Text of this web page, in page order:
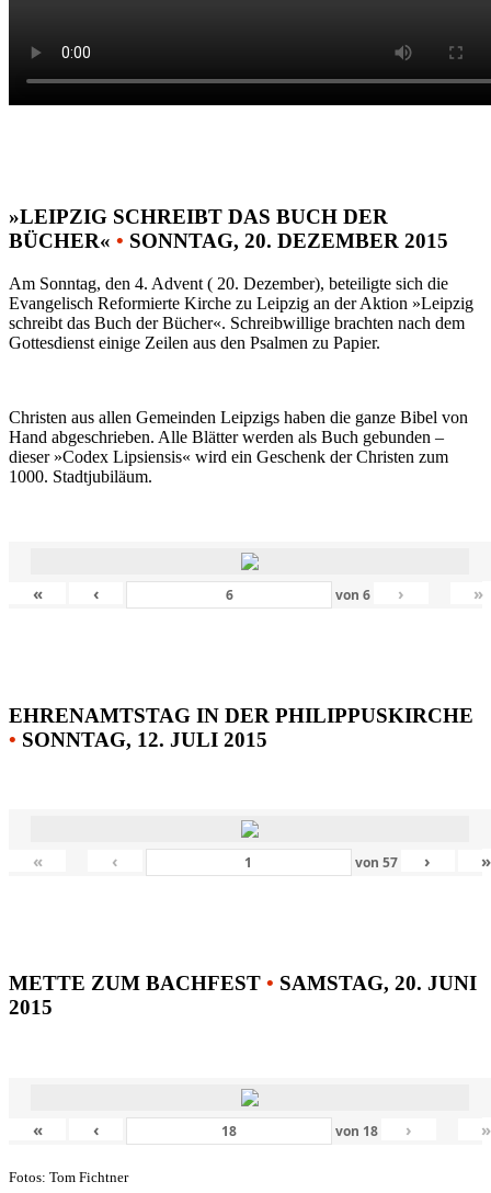
»LEIPZIG SCHREIBT DAS BUCH DER
BÜCHER« • SONNTAG, 20. DEZEMBER 2015
Am Sonntag, den 4. Advent ( 20. Dezember), beteiligte sich die
Evangelisch Reformierte Kirche zu Leipzig an der Aktion »Leipzig
schreibt das Buch der Bücher«. Schreibwillige brachten nach dem
Gottesdienst einige Zeilen aus den Psalmen zu Papier.
Christen aus allen Gemeinden Leipzigs haben die ganze Bibel von
Hand abgeschrieben. Alle Blätter werden als Buch gebunden –
dieser »Codex Lipsiensis« wird ein Geschenk der Christen zum
1000. Stadtjubiläum.
« ‹ von6 › »
EHRENAMTSTAG IN DER PHILIPPUSKIRCHE
• SONNTAG, 12. JULI 2015
« ‹ von 57 › »
METTE ZUM BACHFEST • SAMSTAG, 20. JUNI
2015
« ‹ von 18 › »
Fotos: Tom Fichtner